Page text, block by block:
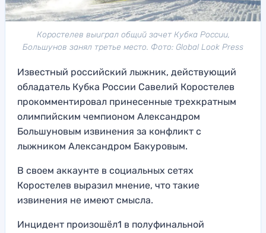
Коростелев выиграл общий зачет Кубка России,
Большунов занял третье место. Фото: Global Look Press
Известный российский лыжник, действующий
обладатель Кубка России Савелий Коростелев
прокомментировал принесенные трехкратным
олимпийским чемпионом Александром
Большуновым извинения за конфликт с
лыжником Александром Бакуровым.
В своем аккаунте в социальных сетях
Коростелев выразил мнение, что такие
извинения не имеют смысла.
Инцидент произошёл1 в полуфинальной